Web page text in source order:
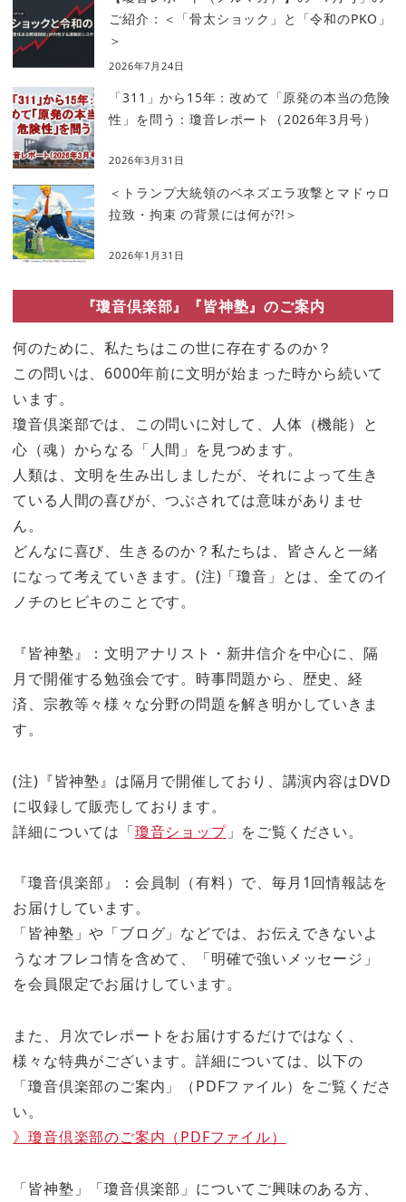
ご紹介：＜「骨太ショック」と「令和のPKO」
＞
2026年7月24日
「311」から15年：改めて「原発の本当の危険
性」を問う：瓊音レポート（2026年3月号）
2026年3月31日
＜トランプ大統領のベネズエラ攻撃とマドゥロ
拉致・拘束 の背景には何が?!＞
2026年1月31日
『瓊音倶楽部』『皆神塾』のご案内
何のために、私たちはこの世に存在するのか？
この問いは、6000年前に文明が始まった時から続いて
います。
瓊音倶楽部では、この問いに対して、人体（機能）と
心（魂）からなる「人間」を見つめます。
人類は、文明を生み出しましたが、それによって生き
ている人間の喜びが、つぶされては意味がありませ
ん。
どんなに喜び、生きるのか？私たちは、皆さんと一緒
になって考えていきます。(注)「瓊音」とは、全てのイ
ノチのヒビキのことです。
『皆神塾』：文明アナリスト・新井信介を中心に、隔
月で開催する勉強会です。時事問題から、歴史、経
済、宗教等々様々な分野の問題を解き明かしていきま
す。
(注)『皆神塾』は隔月で開催しており、講演内容はDVD
に収録して販売しております。
詳細については「瓊音ショップ」をご覧ください。
『瓊音倶楽部』：会員制（有料）で、毎月1回情報誌を
お届けしています。
「皆神塾」や「ブログ」などでは、お伝えできないよ
うなオフレコ情を含めて、「明確で強いメッセージ」
を会員限定でお届けしています。
また、月次でレポートをお届けするだけではなく、
様々な特典がございます。詳細については、以下の
「瓊音倶楽部のご案内」（PDFファイル）をご覧くださ
い。
》瓊音倶楽部のご案内（PDFファイル）
「皆神塾」「瓊音倶楽部」についてご興味のある方、